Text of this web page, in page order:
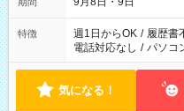
特徴 週1日からOK / 履歴書
電話対応なし / パソコ
気になる！